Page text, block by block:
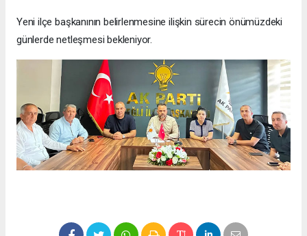
Yeni ilçe başkanının belirlenmesine ilişkin sürecin önümüzdeki
günlerde netleşmesi bekleniyor.